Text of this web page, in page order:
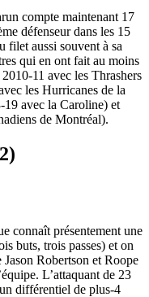
compte maintenant 17
défenseur dans les 15
filet aussi souvent à sa
qui en ont fait au moins
11 avec les Thrashers
les Hurricanes de la
avec la Caroline) et
de Montréal).
connaît présentement une
buts, trois passes) et on
Jason Robertson et Roope
L’attaquant de 23
différentiel de plus-4